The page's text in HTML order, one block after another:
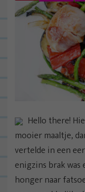
Hello there!
mooier maaltje,
vertelde in een
enigzins brak
honger naar